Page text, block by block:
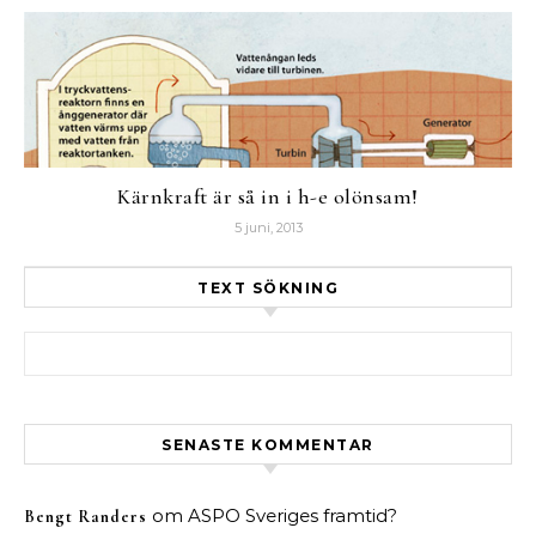
Kärnkraft är så in i h-e olönsam!
5 juni, 2013
TEXT SÖKNING
SENASTE KOMMENTAR
Bengt Randers om ASPO Sveriges framtid?